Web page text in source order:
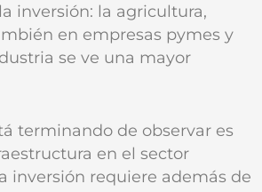
inversión: la agricultura,
en empresas pymes y
se ve una mayor
terminando de observar es
en el sector
inversión requiere además de